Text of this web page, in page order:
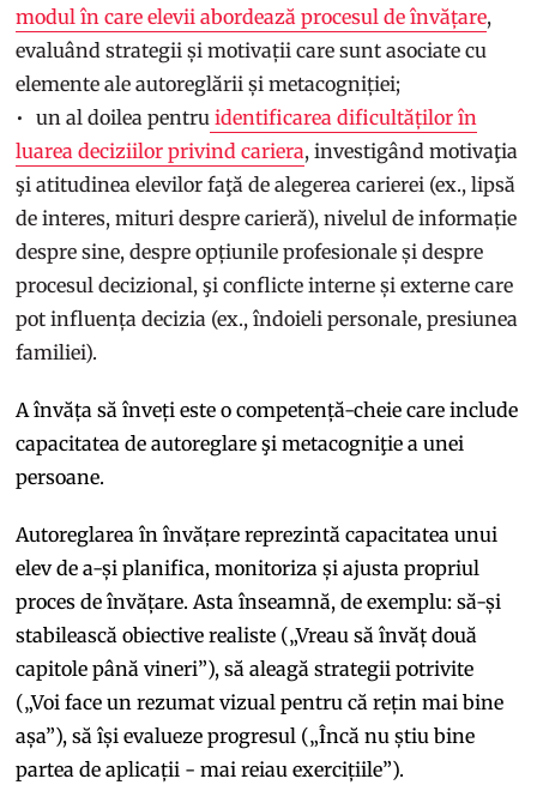
modul în care elevii abordează procesul de învățare,
evaluând strategii și motivații care sunt asociate cu
elemente ale autoreglării și metacogniției;
un al doilea pentru identificarea dificultăților în
luarea deciziilor privind cariera, investigând motivaţia
şi atitudinea elevilor faţă de alegerea carierei (ex., lipsă
de interes, mituri despre carieră), nivelul de informație
despre sine, despre opțiunile profesionale și despre
procesul decizional, şi conflicte interne și externe care
pot influența decizia (ex., îndoieli personale, presiunea
familiei).
A învăța să înveți este o competență-cheie care include
capacitatea de autoreglare şi metacogniţie a unei
persoane.
Autoreglarea în învățare reprezintă capacitatea unui
elev de a-și planifica, monitoriza și ajusta propriul
proces de învățare. Asta înseamnă, de exemplu: să-și
stabilească obiective realiste („Vreau să învăț două
capitole până vineri”), să aleagă strategii potrivite
(„Voi face un rezumat vizual pentru că rețin mai bine
așa”), să își evalueze progresul („Încă nu știu bine
partea de aplicații - mai reiau exercițiile”).